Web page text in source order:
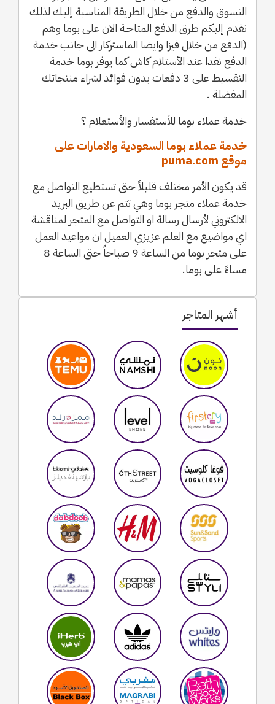
أشهر المتاجر
التسوق والدفع من خلال الطريقة المناسبة إليك لذلك
نقدم إليكم طرق الدفع المتاحـة الان على بوما وهم
(الدفع من خلال فيزا وايضا الماستركار الى جانب خدمة
الدفع نقدا عند الأستلام كاش كما يوفر بوما خدمة
التقسيط على 3 دفعات بدون فوائد لشراء منتجاتك
المفضلة .
خدمة عملاء بوما للأستفسار والأستعلام ؟
خدمة عملاء بوما السعودية والامارات على
موقع puma.com
قد يكون الأمر مختلف قليلاً حتى تستطيع التواصل مع
خدمة عملاء متجر بوما وهي تتم عن طريق البريد
الالكتروني لأرسال رسالة او التواصل مع المتجر لمناقشة
اي مواضيع مع العلم عزيزي العميل ان مواعيد العمل
على متجر بوما من الساعة 9 صباحاً حتى الساعة 8
مساءً على بوما.